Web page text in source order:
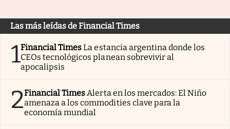
Las más leídas de Financial Times
1Financial TimesLa estancia argentina donde los
CEOs tecnológicos planean sobrevivir al
apocalipsis
2Financial TimesAlerta en los mercados: El Niño
amenaza a los commodities clave para la
economía mundial